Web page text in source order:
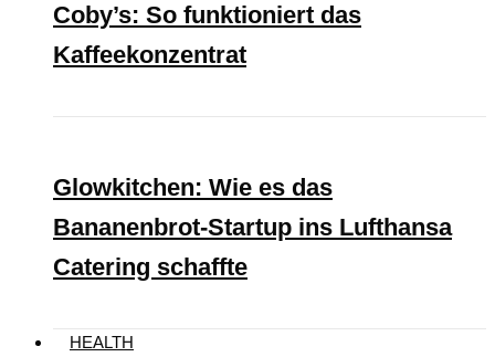
Coby’s: So funktioniert das
Kaffeekonzentrat
Glowkitchen: Wie es das
Bananenbrot-Startup ins Lufthansa
Catering schaffte
HEALTH